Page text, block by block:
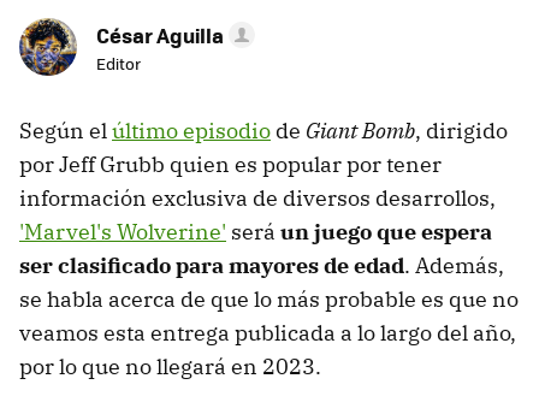
César Aguilla
Editor
Según elúltimo episodio de Giant Bomb, dirigido
por Jeff Grubb quien es popular por tener
información exclusiva de diversos desarrollos,
'Marvel's Wolverine' será un juego que espera
ser clasificado para mayores de edad. Además,
se habla acerca de que lo más probable es que no
veamos esta entrega publicada a lo largo del año,
por lo que no llegará en 2023.